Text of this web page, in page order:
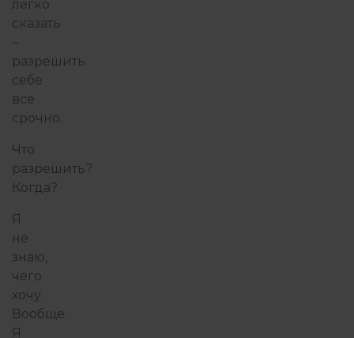
легко
сказать
–
разрешить
себе
все
срочно.
Что
разрешить?
Когда?
Я
не
знаю,
чего
хочу.
Вообще.
Я